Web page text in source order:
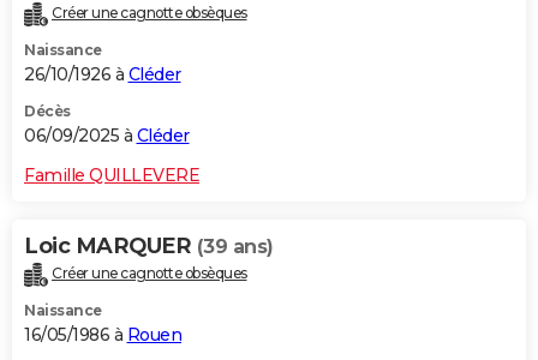
Créer une cagnotte obsèques
Naissance
26/10/1926 à Cléder
Décès
06/09/2025 à Cléder
Famille QUILLEVERE
Loic MARQUER (39 ans)
Créer une cagnotte obsèques
Naissance
16/05/1986 à Rouen